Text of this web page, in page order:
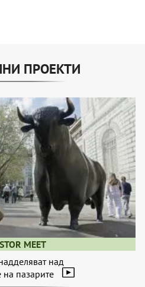
ПРОЕКТИ
MEET
над
на пазарите